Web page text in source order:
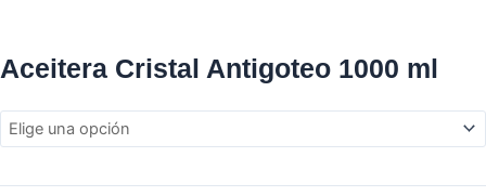
Aceitera Cristal Antigoteo 1000 ml
Aceitera
Cristal